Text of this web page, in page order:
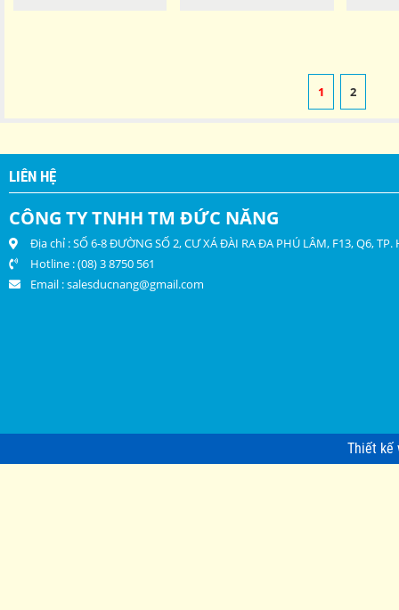
1 2
LIÊN HỆ
CÔNG TY TNHH TM ĐỨC NĂNG
Địa chỉ : SỐ 6-8 ĐƯỜNG SỐ 2, CƯ XÁ ĐÀI RA ĐA PHÚ LÂM, F13, Q6, TP.
Hotline : (08) 3 8750 561
Email :salesducnang@gmail.com
Thiết kế